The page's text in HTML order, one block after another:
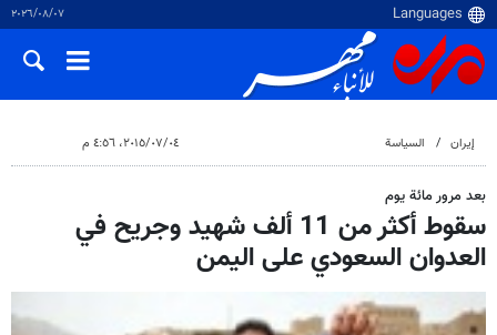
٠٧‏/٠٨‏/٢٠٢٦
إيران السياسة ٠٤‏/٠٧‏/٢٠١٥، ٤:٥٦ م
بعد مرور مائة يوم
سقوط أكثر من 11 ألف شهيد وجريح في
العدوان السعودي على اليمن